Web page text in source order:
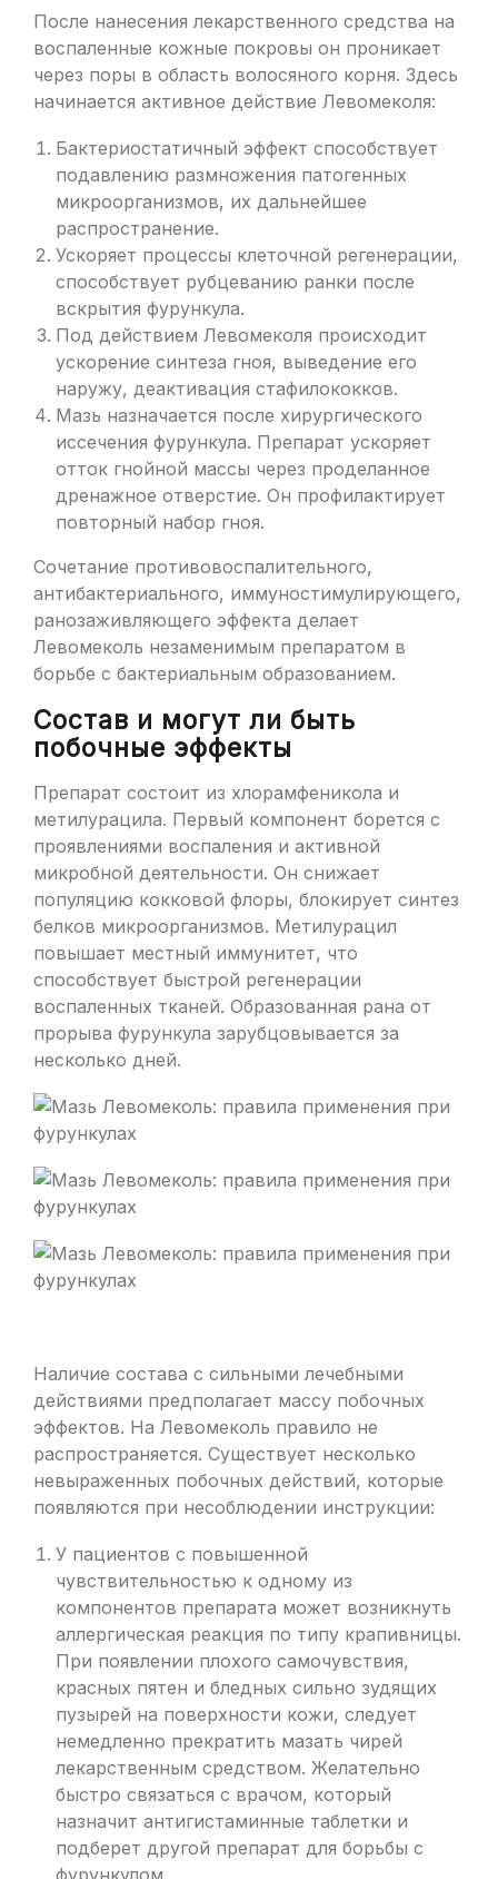
После нанесения лекарственного средства на
воспаленные кожные покровы он проникает
через поры в область волосяного корня. Здесь
начинается активное действие Левомеколя:
Бактериостатичный эффект способствует
подавлению размножения патогенных
микроорганизмов, их дальнейшее
распространение.
Ускоряет процессы клеточной регенерации,
способствует рубцеванию ранки после
вскрытия фурункула.
Под действием Левомеколя происходит
ускорение синтеза гноя, выведение его
наружу, деактивация стафилококков.
Мазь назначается после хирургического
иссечения фурункула. Препарат ускоряет
отток гнойной массы через проделанное
дренажное отверстие. Он профилактирует
повторный набор гноя.
Сочетание противовоспалительного,
антибактериального, иммуностимулирующего,
ранозаживляющего эффекта делает
Левомеколь незаменимым препаратом в
борьбе с бактериальным образованием.
Состав и могут ли быть
побочные эффекты
Препарат состоит из хлорамфеникола и
метилурацила. Первый компонент борется с
проявлениями воспаления и активной
микробной деятельности. Он снижает
популяцию кокковой флоры, блокирует синтез
белков микроорганизмов. Метилурацил
повышает местный иммунитет, что
способствует быстрой регенерации
воспаленных тканей. Образованная рана от
прорыва фурункула зарубцовывается за
несколько дней.
Наличие состава с сильными лечебными
действиями предполагает массу побочных
эффектов. На Левомеколь правило не
распространяется. Существует несколько
невыраженных побочных действий, которые
появляются при несоблюдении инструкции:
У пациентов с повышенной
чувствительностью к одному из
компонентов препарата может возникнуть
аллергическая реакция по типу крапивницы.
При появлении плохого самочувствия,
красных пятен и бледных сильно зудящих
пузырей на поверхности кожи, следует
немедленно прекратить мазать чирей
лекарственным средством. Желательно
быстро связаться с врачом, который
назначит антигистаминные таблетки и
подберет другой препарат для борьбы с
фурункулом.